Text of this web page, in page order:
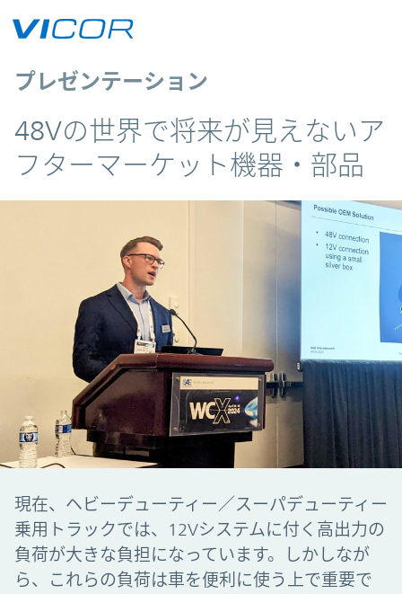
プレゼンテーション
48Vの世界で将来が見えないア
フターマーケット機器・部品
現在、ヘビーデューティー／スーパデューティー
乗用トラックでは、12Vシステムに付く高出力の
負荷が大きな負担になっています。しかしなが
ら、これらの負荷は車を便利に使う上で重要で